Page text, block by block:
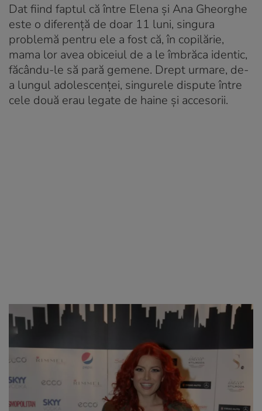
Dat fiind faptul că între Elena și Ana Gheorghe
este o diferență de doar 11 luni, singura
problemă pentru ele a fost că, în copilărie,
mama lor avea obiceiul de a le îmbrăca identic,
făcându-le să pară gemene. Drept urmare, de-
a lungul adolescenței, singurele dispute între
cele două erau legate de haine și accesorii.